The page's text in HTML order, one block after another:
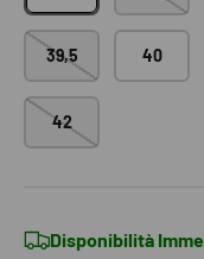
39,5 40
42
Disponibilità